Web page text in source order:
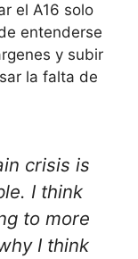
el A16 solo
entenderse
y subir
la falta de
crisis is
I think
to more
I think